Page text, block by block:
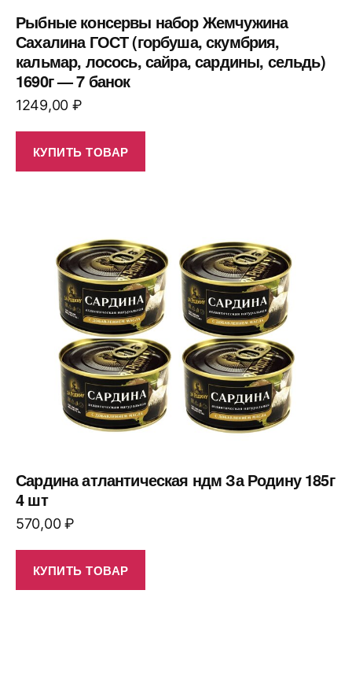
Рыбные консервы набор Жемчужина
Сахалина ГОСТ (горбуша, скумбрия,
кальмар, лосось, сайра, сардины, сельдь)
1690г — 7 банок
1249,00 ₽
КУПИТЬ ТОВАР
Сардина атлантическая ндм За Родину 185г
4 шт
570,00₽
КУПИТЬ ТОВАР